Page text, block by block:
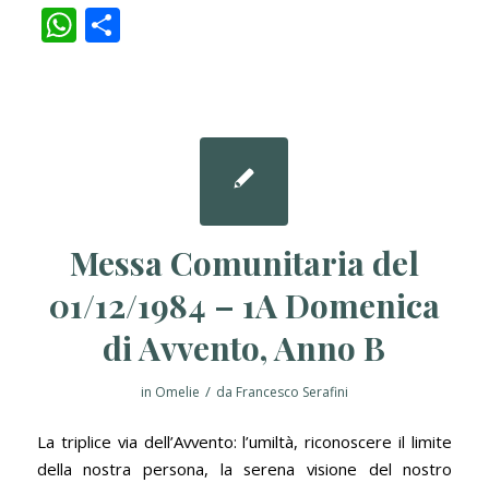
WhatsApp
Condividi
Messa Comunitaria del
01/12/1984 – 1A Domenica
di Avvento, Anno B
in Omelie / da Francesco Serafini
La triplice via dell’Avvento: l’umiltà, riconoscere il limite
della nostra persona, la serena visione del nostro